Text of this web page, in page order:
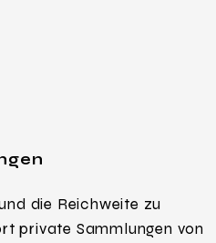
die Reichweite zu
private Sammlungen von